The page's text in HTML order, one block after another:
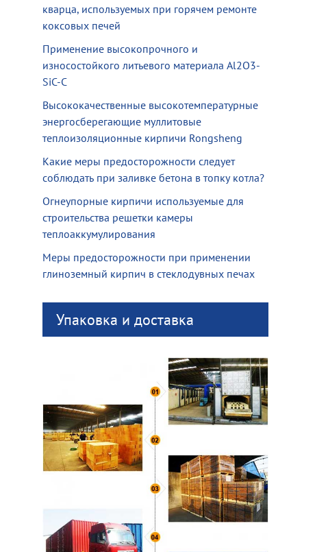
кварца, используемых при горячем ремонте
коксовых печей
Применение высокопрочного и
износостойкого литьевого материала Al2O3-
SiC-C
Высококачественные высокотемпературные
энергосберегающие муллитовые
теплоизоляционные кирпичи Rongsheng
Какие меры предосторожности следует
соблюдать при заливке бетона в топку котла?
Огнеупорные кирпичи используемые для
строительства решетки камеры
теплоаккумулирования
Меры предосторожности при применении
глиноземный кирпич в стеклодувных печах
Упаковка и доставка